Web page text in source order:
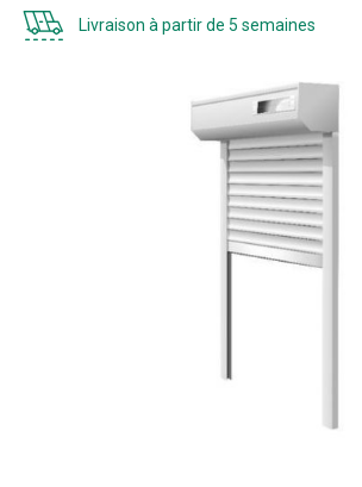
Livraison à partir de 5 semaines